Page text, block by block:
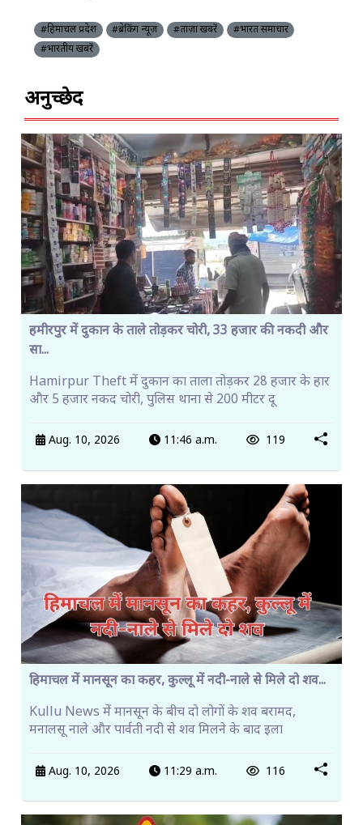
#हिमाचल प्रदेश #ब्रेकिंग न्यूज़ #ताज़ा खबरें
#भारत समाचार
#भारतीय खबरें
अनुच्छेद
हमीरपुर में दुकान के ताले तोड़कर चोरी, 33 हजार की नकदी और
सा...
Hamirpur Theft में दुकान का ताला तोड़कर 28 हजार के हार
और 5 हजार नकद चोरी, पुलिस थाना से 200 मीटर दू
Aug. 10, 2026 11:46 a.m. 119
हिमाचल में मानसून का कहर, कुल्लू में नदी-नाले से मिले दो शव...
Kullu News में मानसून के बीच दो लोगों के शव बरामद,
मनालसू नाले और पार्वती नदी से शव मिलने के बाद इला
Aug. 10, 2026 11:29 a.m. 116